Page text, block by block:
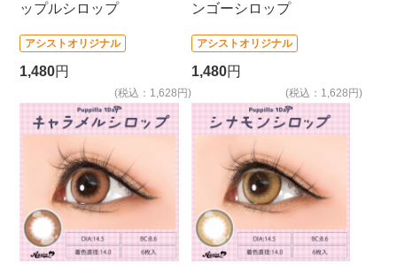
ップルシロップ
アシストオリジナル
1,480円
(税込：1,628円)
ンゴーシロップ
アシストオリジナル
1,480円
(税込：1,628円)